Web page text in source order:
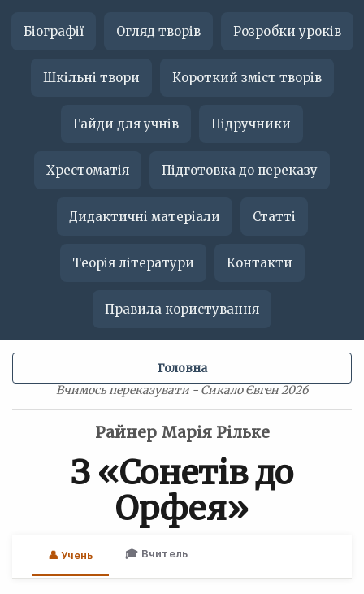
Біографії Огляд творів Розробки уроків
Шкільні твори Короткий зміст творів
Гайди для учнів Підручники
Хрестоматія Підготовка до переказу
Дидактичні матеріали Статті
Теорія літератури Контакти
Правила користування
Вчимось переказувати - Сикало Євген 2026
Головна
Райнер Марія Рільке
З «Сонетів до
Орфея»
👤 Учень 🎓 Вчитель